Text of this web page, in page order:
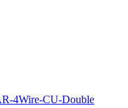
4Wire-CU-Double